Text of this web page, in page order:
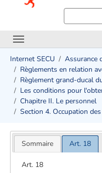
Internet SECU Assurance
Règlements en relation
Règlement grand-ducal
Les conditions pour
Chapitre II. Le personnel
Section 4. Occupation
Sommaire Art. 18
Art. 18